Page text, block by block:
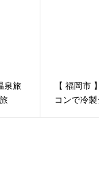
泉旅
【 福岡市
コンで冷